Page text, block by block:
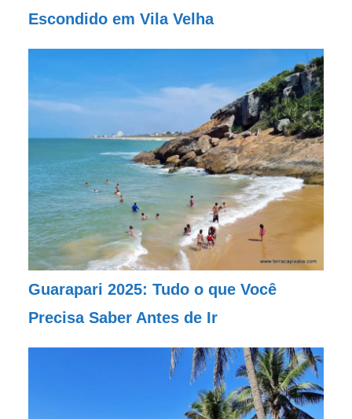
Escondido em Vila Velha
Guarapari 2025: Tudo o que Você
Precisa Saber Antes de Ir